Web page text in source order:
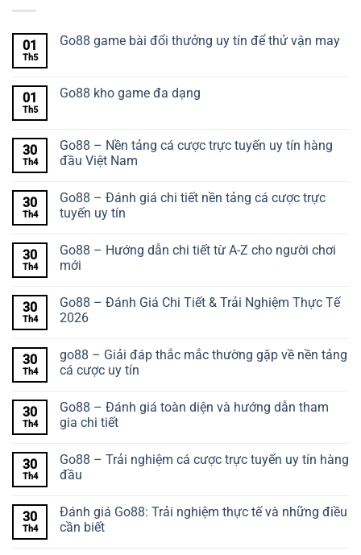
01
Th5
Go88 game bài đổi thưởng uy tín để thử vận may
01
Th5
Go88 kho game đa dạng
30
Th4
Go88 – Nền tảng cá cược trực tuyến uy tín hàng
đầu Việt Nam
30
Th4
Go88 – Đánh giá chi tiết nền tảng cá cược trực
tuyến uy tín
30
Th4
Go88 – Hướng dẫn chi tiết từ A-Z cho người chơi
mới
30
Th4
Go88 – Đánh Giá Chi Tiết & Trải Nghiệm Thực Tế
2026
30
Th4
go88 – Giải đáp thắc mắc thường gặp về nền tảng
cá cược uy tín
30
Th4
Go88 – Đánh giá toàn diện và hướng dẫn tham
gia chi tiết
30
Th4
Go88 – Trải nghiệm cá cược trực tuyến uy tín hàng
đầu
30
Th4
Đánh giá Go88: Trải nghiệm thực tế và những điều
cần biết